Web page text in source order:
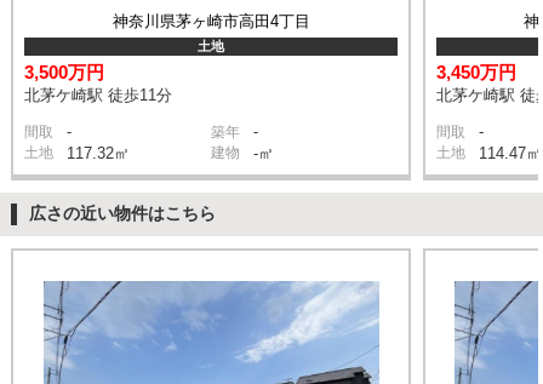
神奈川県茅ヶ崎市高田4丁目
土地
3,500万円
北茅ケ崎駅 徒歩11分
間取 - 築年 -
土地 117.32㎡ 建物 -㎡
神
3,450万円
北茅ケ崎駅 徒
間取 -
土地 114.47㎡
広さの近い物件はこちら